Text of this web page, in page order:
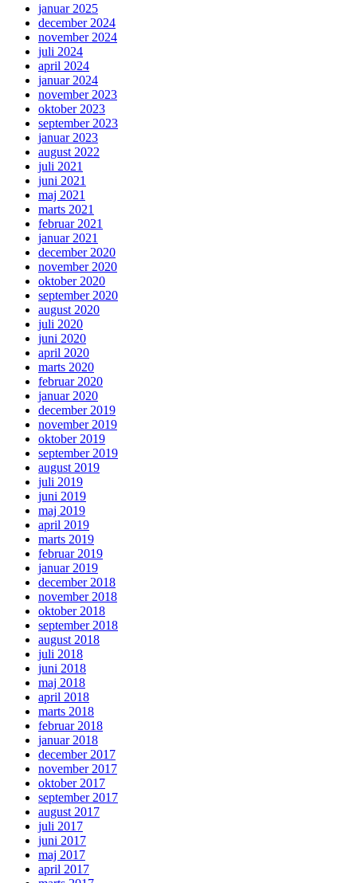
januar 2025
december 2024
november 2024
juli 2024
april 2024
januar 2024
november 2023
oktober 2023
september 2023
januar 2023
august 2022
juli 2021
juni 2021
maj 2021
marts 2021
februar 2021
januar 2021
december 2020
november 2020
oktober 2020
september 2020
august 2020
juli 2020
juni 2020
april 2020
marts 2020
februar 2020
januar 2020
december 2019
november 2019
oktober 2019
september 2019
august 2019
juli 2019
juni 2019
maj 2019
april 2019
marts 2019
februar 2019
januar 2019
december 2018
november 2018
oktober 2018
september 2018
august 2018
juli 2018
juni 2018
maj 2018
april 2018
marts 2018
februar 2018
januar 2018
december 2017
november 2017
oktober 2017
september 2017
august 2017
juli 2017
juni 2017
maj 2017
april 2017